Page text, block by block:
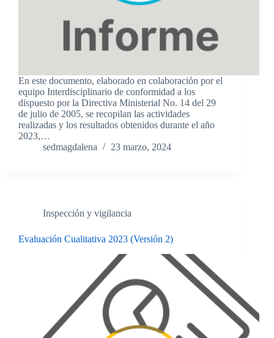
En este documento, elaborado en colaboración por el
equipo Interdisciplinario de conformidad a los
dispuesto por la Directiva Ministerial No. 14 del 29
de julio de 2005, se recopilan las actividades
realizadas y los resultados obtenidos durante el año
2023,…
sedmagdalena
23 marzo, 2024
Inspección y vigilancia
Evaluación Cualitativa 2023 (Versión 2)